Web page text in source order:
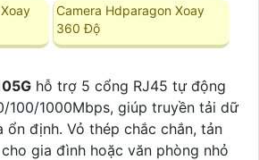
Camera Hdparagon Xoay
360 Độ
hỗ trợ 5 cổng RJ45 tự động
100/1000Mbps, giúp truyền tải dữ
ổn định. Vỏ thép chắc chắn, tản
gia đình hoặc văn phòng nhỏ